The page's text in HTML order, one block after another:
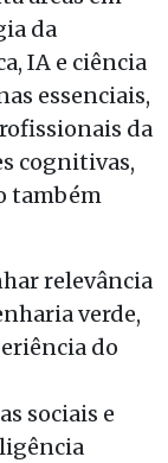
da
IA e ciência
essenciais,
da
cognitivas,
também
relevância
verde,
do
sociais e